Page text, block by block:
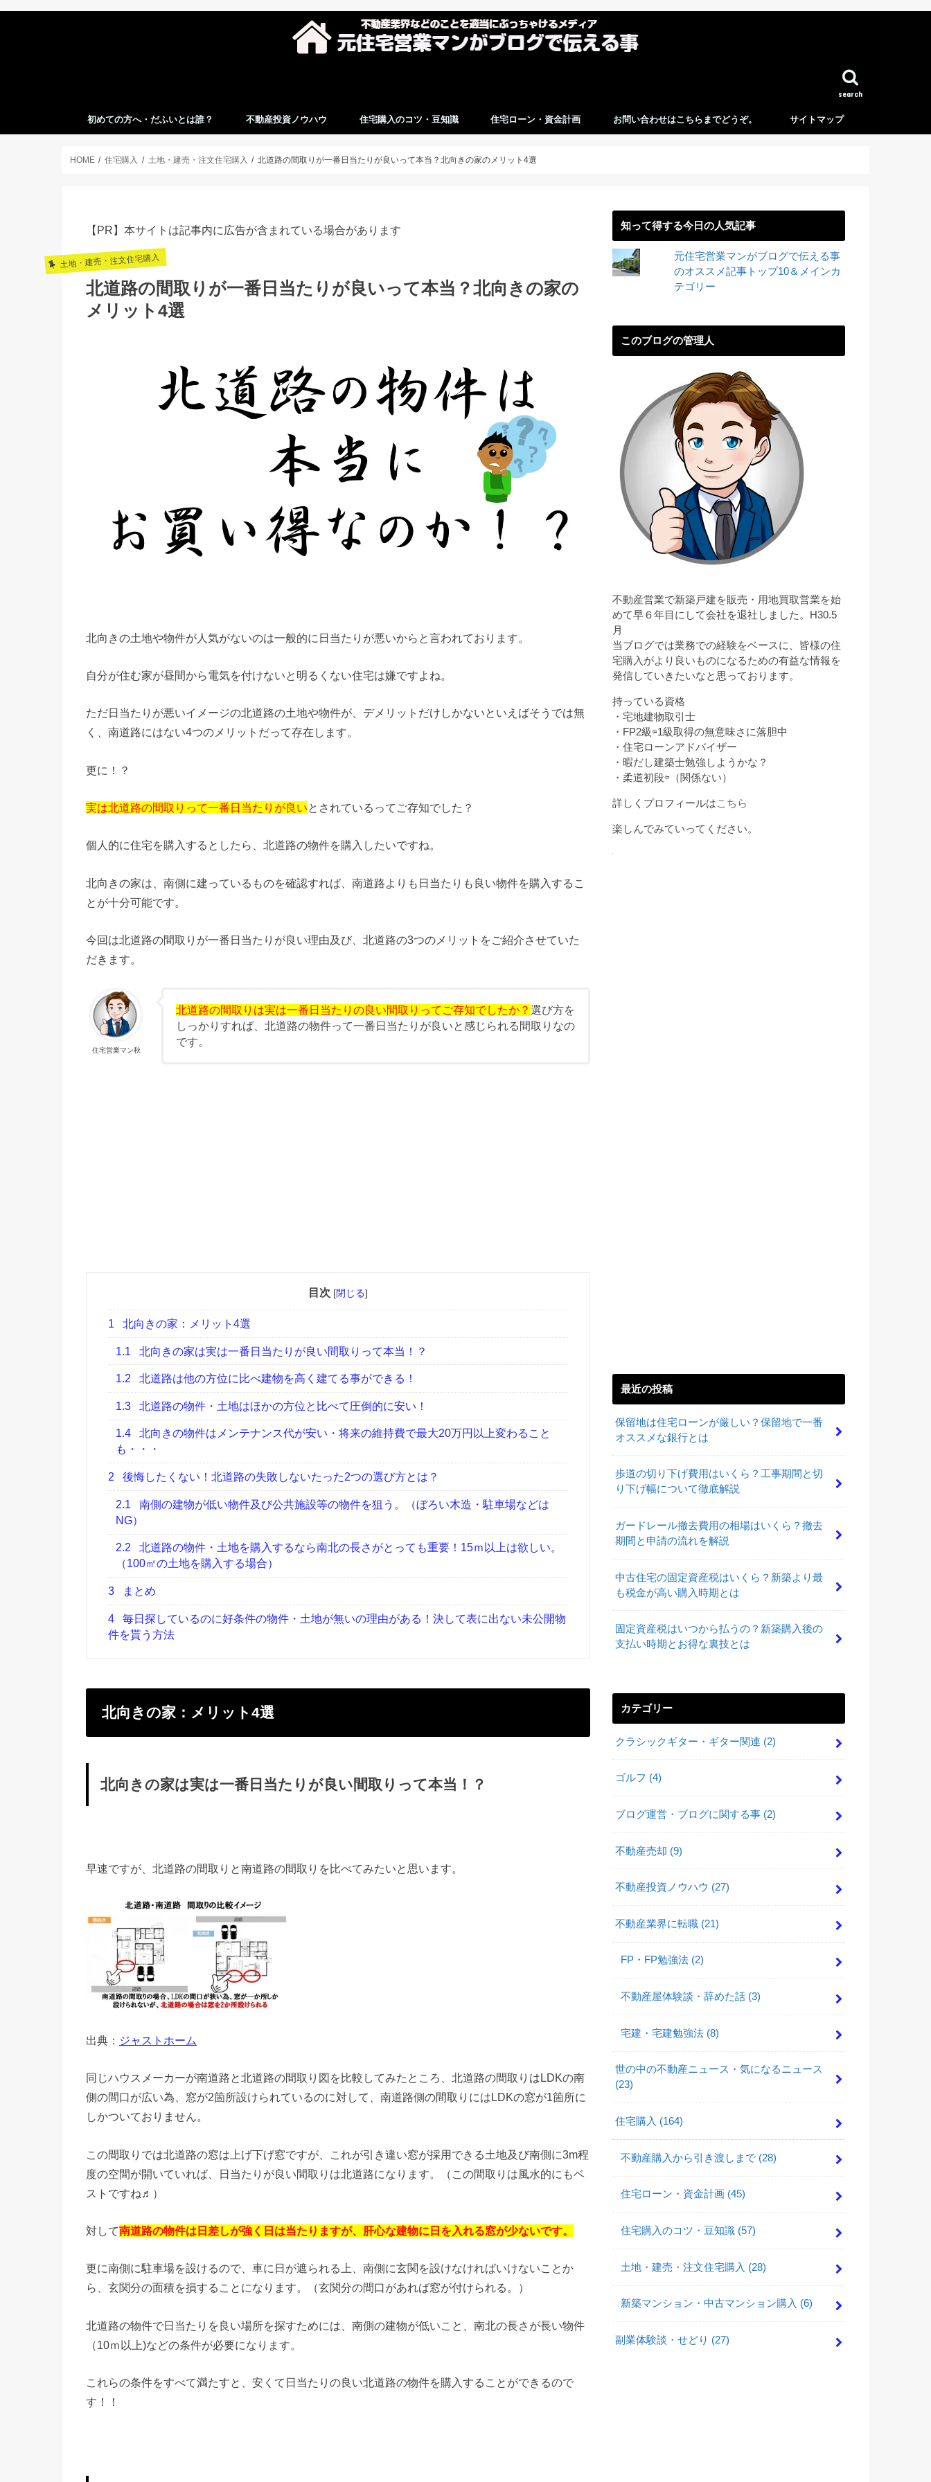
search
初めての方へ・だふいとは誰？ 不動産投資ノウハウ 住宅購入のコツ・豆知識 住宅ローン・資金計画 お問い合わせはこちらまでどうぞ。 サイトマップ
HOME 住宅購入 土地・建売・注文住宅購入 北道路の間取りが一番日当たりが良いって本当？北向きの家のメリット4選
【PR】本サイトは記事内に広告が含まれている場合があります
土地・建売・注文住宅購入
北道路の間取りが一番日当たりが良いって本当？北向きの家の
メリット4選
北向きの土地や物件が人気がないのは一般的に日当たりが悪いから と言われております。
自分が住む家が昼間から電気を付けないと明るくない住宅は嫌ですよね。
ただ日当たりが悪いイメージの北道路の土地や物件が、 デメリットだけしかないといえばそうでは無
く、 南道路にはない4つのメリットだって存在します。
更に！？
実は北道路の間取りって一番日当たりが良いとされているってご存知でした？
個人的に住宅を購入するとしたら、北道路の物件を購入したいですね。
北向きの家は、南側に建っているものを確認すれば、南道路よりも日当たりも良い物件を購入するこ
とが十分可能です。
今回は北道路の間取りが一番日当たりが良い理由及び、北道路の3つのメリットをご紹介させていた
だきます。
住宅営業マン秋
北道路の間取りは実は一番日当たりの良い間取りってご存知でしたか？選び方を
しっかりすれば、北道路の物件って一番日当たりが良いと感じられる間取りなの
です。
目次 [閉じる]
1 北向きの家：メリット4選
1.1 北向きの家は実は一番日当たりが良い間取りって本当！？
1.2 北道路は他の方位に比べ建物を高く建てる事ができる！
1.3 北道路の物件・土地はほかの方位と比べて圧倒的に安い！
1.4
北向きの物件はメンテナンス代が安い・将来の維持費で最大20万円以上変わること
も・・・
2 後悔したくない！北道路の失敗しないたった2つの選び方とは？
2.1
南側の建物が低い物件及び公共施設等の物件を狙う。（ぼろい木造・駐車場などは
NG）
2.2
北道路の物件・土地を購入するなら南北の長さがとっても重要！15ｍ以上は欲しい。
（100㎡の土地を購入する場合）
3 まとめ
4
毎日探しているのに好条件の物件・土地が無いの理由がある！決して表に出ない未公開物
件を貰う方法
北向きの家：メリット4選
北向きの家は実は一番日当たりが良い間取りって本当！？
早速ですが、北道路の間取りと南道路の間取りを比べてみたいと思います。
出典： ジャストホーム
同じハウスメーカーが南道路と北道路の間取り図を比較してみたところ、北道路の間取りはLDKの南
側の間口が広い為、窓が2箇所設けられているのに対して、南道路側の間取りにはLDKの窓が1箇所に
しかついておりません。
この間取りでは北道路の窓は上げ下げ窓ですが、これが引き違い窓が採用できる土地及び南側に3m程
度の空間が開いていれば、日当たりが良い間取りは北道路になります。（この間取りは風水的にもベ
ストですね♬）
対して南道路の物件は日差しが強く日は当たりますが、肝心な建物に日を入れる窓が少ないです。
更に南側に駐車場を設けるので、車に日が遮られる上、南側に玄関を設けなければいけないことか
ら、玄関分の面積を損することになります。（玄関分の間口があれば窓が付けられる。）
北道路の物件で日当たりを良い場所を探すためには、南側の建物が低いこと、南北の長さが長い物件
（10ｍ以上)などの条件が必要になります。
これらの条件をすべて満たすと、安くて日当たりの良い北道路の物件を購入することができるので
す！！
知って得する今日の人気記事
元住宅営業マンがブログで伝える事
のオススメ記事トップ10＆メインカ
テゴリー
このブログの管理人
不動産営業で新築戸建を販売・用地買取営業を始
めて早６年目にして会社を退社しました。H30.5
月
当ブログでは業務での経験をベースに、皆様の住
宅購入がより良いものになるための有益な情報を
発信していきたいなと思っております。
持っている資格
・宅地建物取引士
・FP2級⇦1級取得の無意味さに落胆中
・住宅ローンアドバイザー
・暇だし建築士勉強しようかな？
・柔道初段⇦（関係ない）
詳しくプロフィールはこちら
楽しんでみていってください。
最近の投稿
保留地は住宅ローンが厳しい？保留地で一番
オススメな銀行とは
歩道の切り下げ費用はいくら？工事期間と切
り下げ幅について徹底解説
ガードレール撤去費用の相場はいくら？撤去
期間と申請の流れを解説
中古住宅の固定資産税はいくら？新築より最
も税金が高い購入時期とは
固定資産税はいつから払うの？新築購入後の
支払い時期とお得な裏技とは
カテゴリー
クラシックギター・ギター関連 (2)
ゴルフ (4)
ブログ運営・ブログに関する事 (2)
不動産売却 (9)
不動産投資ノウハウ (27)
不動産業界に転職 (21)
FP・FP勉強法 (2)
不動産屋体験談・辞めた話 (3)
宅建・宅建勉強法 (8)
世の中の不動産ニュース・気になるニュース
(23)
住宅購入 (164)
不動産購入から引き渡しまで (28)
住宅ローン・資金計画 (45)
住宅購入のコツ・豆知識 (57)
土地・建売・注文住宅購入 (28)
新築マンション・中古マンション購入 (6)
副業体験談・せどり (27)